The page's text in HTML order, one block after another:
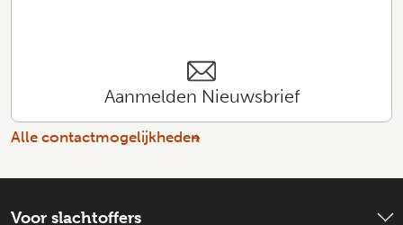
Aanmelden Nieuwsbrief
Alle contactmogelijkheden
Voor slachtoffers